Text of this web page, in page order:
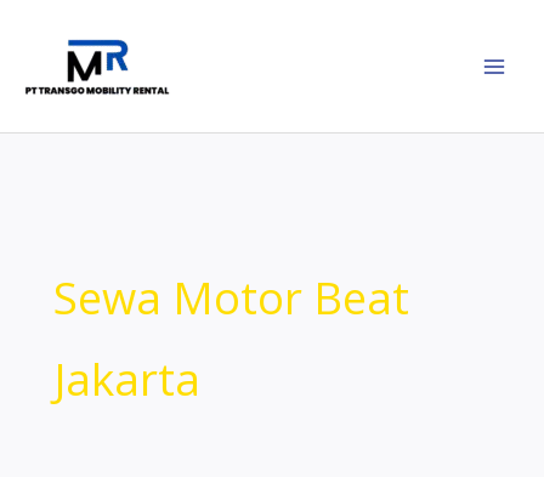
konten
Sewa Motor Beat
Jakarta